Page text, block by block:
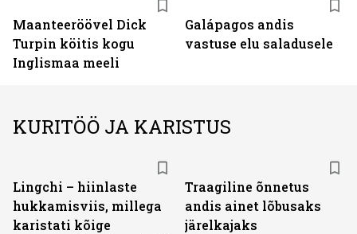
Maanteeröövel Dick
Turpin köitis kogu
Inglismaa meeli
Galápagos andis
vastuse elu saladusele
KURITÖÖ JA KARISTUS
Lingchi – hiinlaste
hukkamisviis, millega
karistati kõige
Traagiline õnnetus
andis ainet lõbusaks
järelkajaks